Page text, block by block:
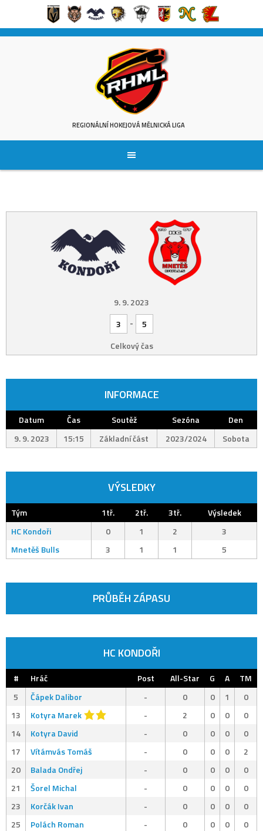
Skip
REGIONÁLNÍ HOKEJOVÁ MĚLNICKÁ LIGA
9. 9. 2023
3
-
5
Celkový čas
INFORMACE
Datum Čas Soutěž Sezóna
Den
9. 9. 2023
15:15 Základní část 2023/2024 Sobota
VÝSLEDKY
Tým 1tř. 2tř. 3tř.
Výsledek
HC Kondoři
0 1 2
3
Mnetěš Bulls
3 1 1 5
PRŮBĚH ZÁPASU
HC KONDOŘI
# Hráč Post All-Star G A
TM
5
Čápek Dalibor - 0 0 1
0
13
Kotyra Marek - 2 0 0
0
14
Kotyra David - 0 0 0
0
17
Vítámvás Tomáš - 0 0 0
2
20
Balada Ondřej - 0 0 0
0
21
Šorel Michal - 0 0 0
0
23
Korčák Ivan - 0 0 0
0
25
Polách Roman - 0 0 0
0